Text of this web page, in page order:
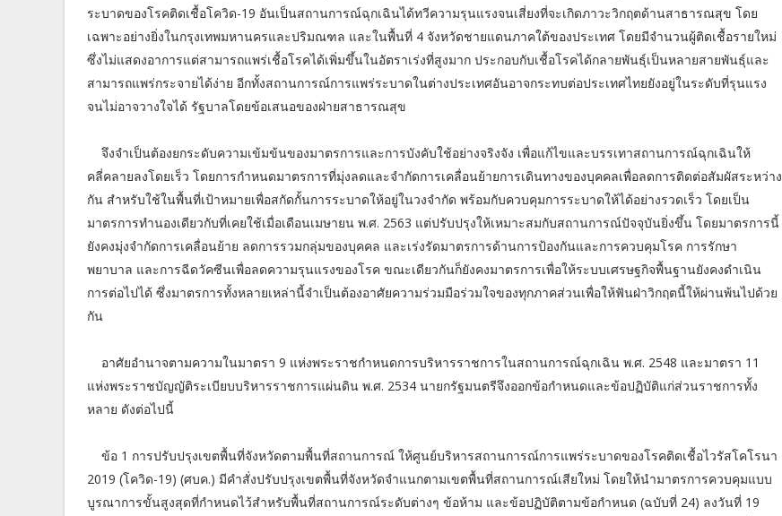
ระบาดของโรคติดเชื้อโควิด-19 อันเป็นสถานการณ์ฉุกเฉินได้ทวีความรุนแรงจนเสี่ยงที่จะเกิดภาวะวิกฤตด้านสาธารณสุข โดย
เฉพาะอย่างยิ่งในกรุงเทพมหานครและปริมณฑล และในพื้นที่ 4 จังหวัดชายแดนภาคใต้ของประเทศ โดยมีจำนวนผู้ติดเชื้อรายใหม่
ซึ่งไม่แสดงอาการแต่สามารถแพร่เชื้อโรคได้เพิ่มขึ้นในอัตราเร่งที่สูงมาก ประกอบกับเชื้อโรคได้กลายพันธุ์เป็นหลายสายพันธุ์และ
สามารถแพร่กระจายได้ง่าย อีกทั้งสถานการณ์การแพร่ระบาดในต่างประเทศอันอาจกระทบต่อประเทศไทยยังอยู่ในระดับที่รุนแรง
จนไม่อาจวางใจได้ รัฐบาลโดยข้อเสนอของฝ่ายสาธารณสุข
จึงจำเป็นต้องยกระดับความเข้มข้นของมาตรการและการบังคับใช้อย่างจริงจัง เพื่อแก้ไขและบรรเทาสถานการณ์ฉุกเฉินให้
คลี่คลายลงโดยเร็ว โดยการกำหนดมาตรการที่มุ่งลดและจำกัดการเคลื่อนย้ายการเดินทางของบุคคลเพื่อลดการติดต่อสัมผัสระหว่าง
กัน สำหรับใช้ในพื้นที่เป้าหมายเพื่อสกัดกั้นการระบาดให้อยู่ในวงจำกัด พร้อมกับควบคุมการระบาดให้ได้อย่างรวดเร็ว โดยเป็น
มาตรการทำนองเดียวกับที่เคยใช้เมื่อเดือนเมษายน พ.ศ. 2563 แต่ปรับปรุงให้เหมาะสมกับสถานการณ์ปัจจุบันยิ่งขึ้น โดยมาตรการนี้
ยังคงมุ่งจำกัดการเคลื่อนย้าย ลดการรวมกลุ่มของบุคคล และเร่งรัดมาตรการด้านการป้องกันและการควบคุมโรค การรักษา
พยาบาล และการฉีดวัคซีนเพื่อลดความรุนแรงของโรค ขณะเดียวกันก็ยังคงมาตรการเพื่อให้ระบบเศรษฐกิจพื้นฐานยังคงดำเนิน
การต่อไปได้ ซึ่งมาตรการทั้งหลายเหล่านี้จำเป็นต้องอาศัยความร่วมมือร่วมใจของทุกภาคส่วนเพื่อให้ฟันฝ่าวิกฤตนี้ให้ผ่านพ้นไปด้วย
กัน
อาศัยอำนาจตามความในมาตรา 9 แห่งพระราชกำหนดการบริหารราชการในสถานการณ์ฉุกเฉิน พ.ศ. 2548 และมาตรา 11
แห่งพระราชบัญญัติระเบียบบริหารราชการแผ่นดิน พ.ศ. 2534 นายกรัฐมนตรีจึงออกข้อกำหนดและข้อปฏิบัติแก่ส่วนราชการทั้ง
หลาย ดังต่อไปนี้
ข้อ 1 การปรับปรุงเขตพื้นที่จังหวัดตามพื้นที่สถานการณ์ ให้ศูนย์บริหารสถานการณ์การแพร่ระบาดของโรคติดเชื้อไวรัสโคโรนา
2019 (โควิด-19) (ศบค.) มีคำสั่งปรับปรุงเขตพื้นที่จังหวัดจำแนกตามเขตพื้นที่สถานการณ์เสียใหม่ โดยให้นำมาตรการควบคุมแบบ
บูรณาการขั้นสูงสุดที่กำหนดไว้สำหรับพื้นที่สถานการณ์ระดับต่างๆ ข้อห้าม และข้อปฏิบัติตามข้อกำหนด (ฉบับที่ 24) ลงวันที่ 19